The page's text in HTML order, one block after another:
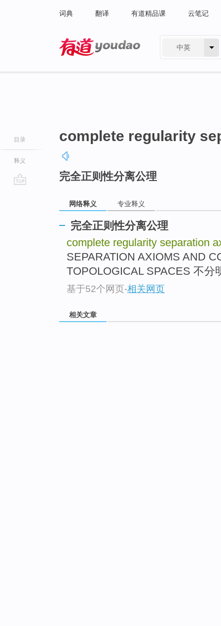
词典 翻译 有道精品课 云笔记
中英
目录
释义
complete regularity
完全正则性分离公理
网络释义 专业释义
完全正则性分离公理
complete regularity separation
SEPARATION AXIOMS AND
TOPOLOGICAL SPACES 不
基于52个网页-相关网页
相关文章